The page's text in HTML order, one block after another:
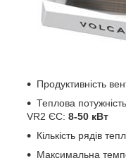
Продуктивність
Теплова
VR2 ЄС: 8-50 кВт
Кількість рядів
Максимальна